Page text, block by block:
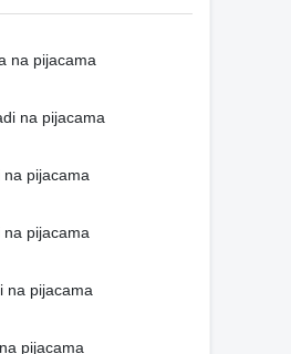
na pijacama
na pijacama
pijacama
pijacama
na pijacama
pijacama